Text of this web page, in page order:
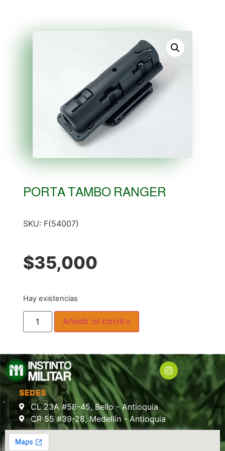
PORTA TAMBO RANGER
SKU: F(54007)
$35,000
Hay existencias
Añadir al carrito
SEDES
CL 23A #58-45, Bello - Antioquia
CR 55 #39-28, Medellín - Antioquia